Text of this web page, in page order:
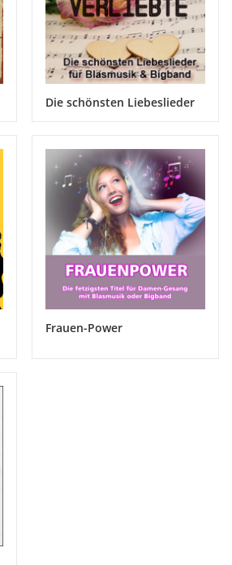
Die schönsten Liebeslieder
Frauen-Power